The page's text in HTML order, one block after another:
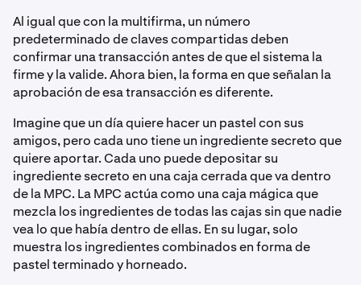
Al igual que con la multifirma, un número
predeterminado de claves compartidas deben
confirmar una transacción antes de que el sistema la
firme y la valide. Ahora bien, la forma en que señalan la
aprobación de esa transacción es diferente.
Imagine que un día quiere hacer un pastel con sus
amigos, pero cada uno tiene un ingrediente secreto que
quiere aportar. Cada uno puede depositar su
ingrediente secreto en una caja cerrada que va dentro
de la MPC. La MPC actúa como una caja mágica que
mezcla los ingredientes de todas las cajas sin que nadie
vea lo que había dentro de ellas. En su lugar, solo
muestra los ingredientes combinados en forma de
pastel terminado y horneado.